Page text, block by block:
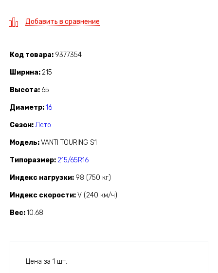
Добавить в сравнение
Код товара 9377354
Ширина 215
Высота 65
Диаметр 16
Сезон Лето
Модель VANTI TOURING S1
Типоразмер 215/65R16
Индекс нагрузки 98 (750 кг)
Индекс скорости V (240 км/ч)
Вес 10.68
Цена за 1 шт.